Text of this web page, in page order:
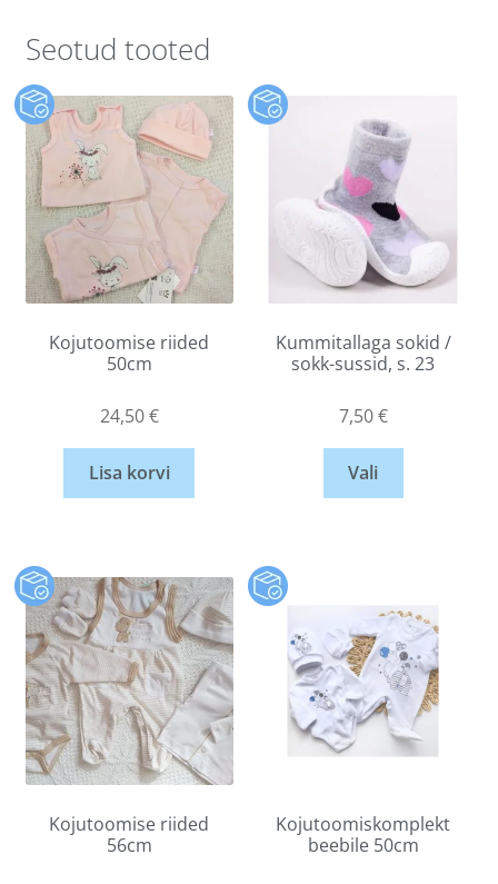
Seotud tooted
Kojutoomise riided
50cm
24,50€
Lisa korvi
Kummitallaga sokid /
sokk-sussid, s. 23
7,50€
Vali
Kojutoomise riided
56cm
Kojutoomiskomplekt
beebile 50cm